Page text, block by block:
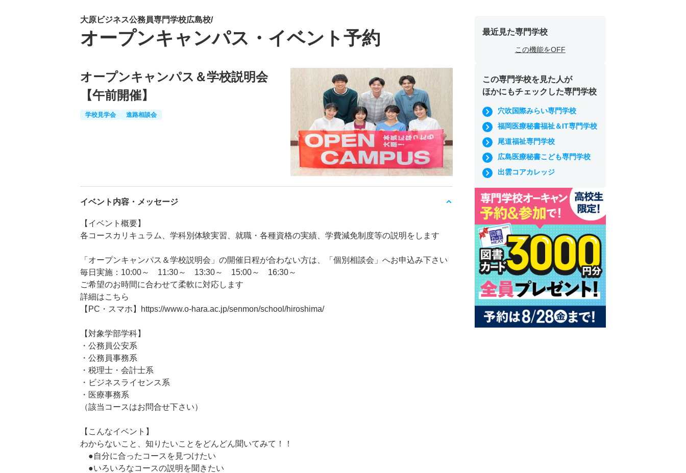
大原ビジネス公務員専門学校広島校/
オープンキャンパス・イベント予約
オープンキャンパス＆学校説明会
【午前開催】
学校見学会 進路相談会
イベント内容・メッセージ
【イベント概要】
各コースカリキュラム、学科別体験実習、就職・各種資格の実績、学費減免制度等の説明をします
「オープンキャンパス＆学校説明会」の開催日程が合わない方は、「個別相談会」へお申込み下さい
毎日実施：10:00～ 11:30～ 13:30～ 15:00～ 16:30～
ご希望のお時間に合わせて柔軟に対応します
詳細はこちら
【PC・スマホ】https://www.o-hara.ac.jp/senmon/school/hiroshima/
【対象学部学科】
・公務員公安系
・公務員事務系
・税理士・会計士系
・ビジネスライセンス系
・医療事務系
（該当コースはお問合せ下さい）
【こんなイベント】
わからないこと、知りたいことをどんどん聞いてみて！！
●自分に合ったコースを見つけたい
●いろいろなコースの説明を聞きたい
最近見た専門学校
この機能をOFF
この専門学校を見た人が
ほかにもチェックした専門学校
穴吹国際みらい専門学校
福岡医療秘書福祉＆IT専門学校
尾道福祉専門学校
広島医療秘書こども専門学校
出雲コアカレッジ